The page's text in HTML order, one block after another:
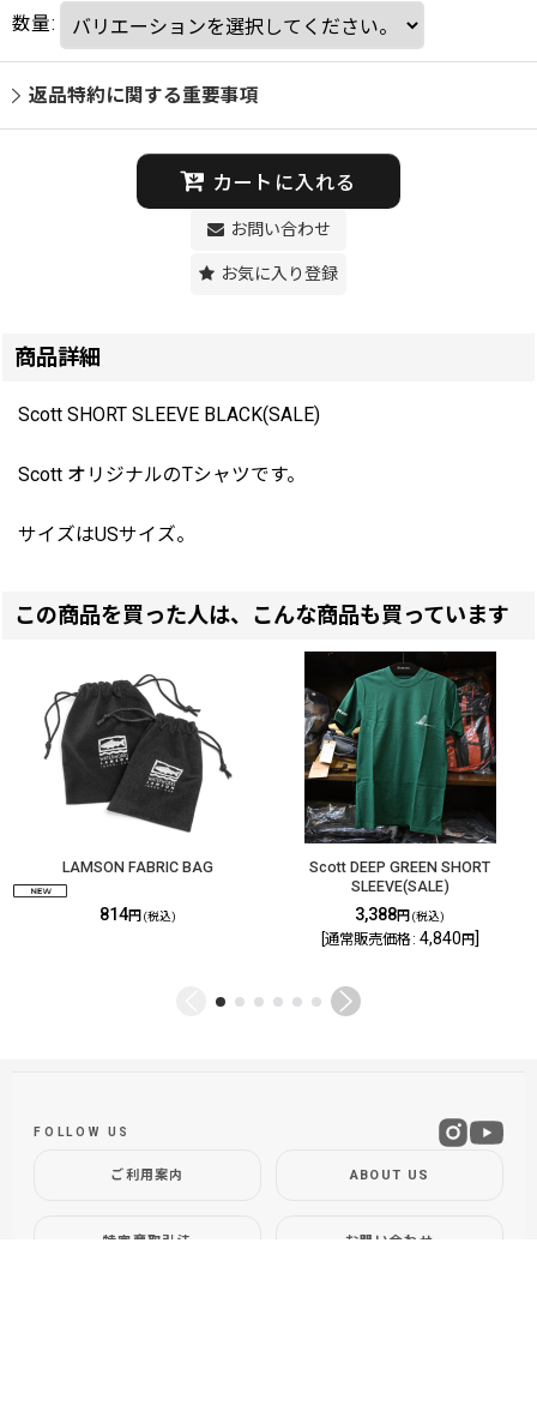
数量:
返品特約に関する重要事項
カートに入れる
お問い合わせ
お気に入り登録
商品詳細
Scott SHORT SLEEVE BLACK(SALE)
Scott オリジナルのTシャツです。
サイズはUSサイズ。
この商品を買った人は、こんな商品も買っています
LAMSON FABRIC BAG
814円 (税込)
Scott DEEP GREEN SHORT
SLEEVE(SALE)
3,388円 (税込)
通常販売価格: 4,840 円]
ご利用案内 ABOUT US
特定商取引法 お問い合わせ
FOLLOW US